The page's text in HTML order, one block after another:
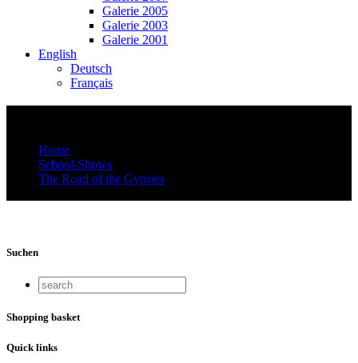
Galerie 2005
Galerie 2003
Galerie 2001
English
Deutsch
Français
Home
School-Shows
The Road of the Gypsies
Suchen
Shopping basket
Quick links